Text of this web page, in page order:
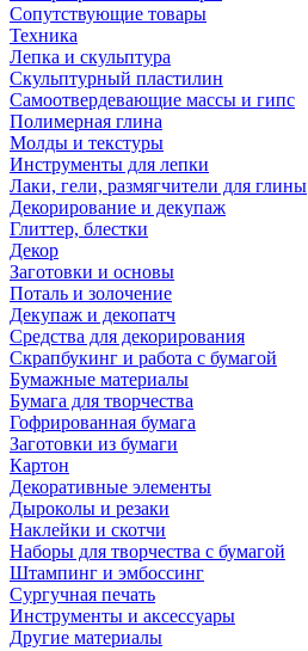
Сопутствующие товары
Техника
Лепка и скульптура
Скульптурный пластилин
Самоотвердевающие массы и гипс
Полимерная глина
Молды и текстуры
Инструменты для лепки
Лаки, гели, размягчители для глины
Декорирование и декупаж
Глиттер, блестки
Декор
Заготовки и основы
Поталь и золочение
Декупаж и декопатч
Средства для декорирования
Скрапбукинг и работа с бумагой
Бумажные материалы
Бумага для творчества
Гофрированная бумага
Заготовки из бумаги
Картон
Декоративные элементы
Дыроколы и резаки
Наклейки и скотчи
Наборы для творчества с бумагой
Штампинг и эмбоссинг
Сургучная печать
Инструменты и аксессуары
Другие материалы